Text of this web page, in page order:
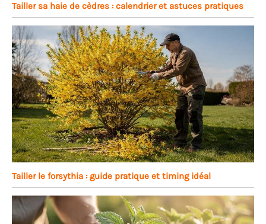
Tailler sa haie de cèdres : calendrier et astuces pratiques
Tailler le forsythia : guide pratique et timing idéal